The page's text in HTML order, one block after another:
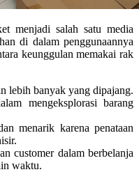
menjadi salah satu media
di dalam penggunaannya
keunggulan memakai rak
lebih banyak yang dipajang.
mengeksplorasi barang
menarik karena penataan
customer dalam berbelanja
waktu.